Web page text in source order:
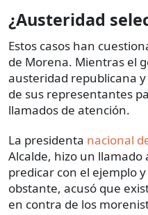
¿Austeridad
Estos casos han
de Morena. Mientras el
austeridad republicana
de sus representantes
llamados de atención.
La presidenta nacional
Alcalde, hizo un llamado
predicar con el ejemplo
obstante, acusó que
en contra de los